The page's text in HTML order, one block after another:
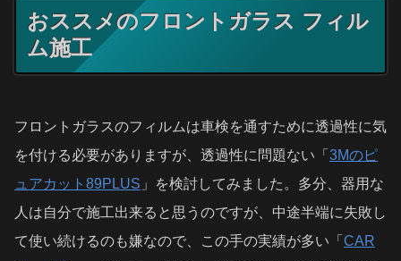
おススメのフロントガラス フィル
ム施工
フロントガラスのフィルムは車検を通すために透過性に気
を付ける必要がありますが、透過性に問題ない「 3Mのピ
ュアカット89PLUS 」を検討してみました。多分、器用な
人は自分で施工出来ると思うのですが、中途半端に失敗し
て使い続けるのも嫌なので、この手の実績が多い「 CAR